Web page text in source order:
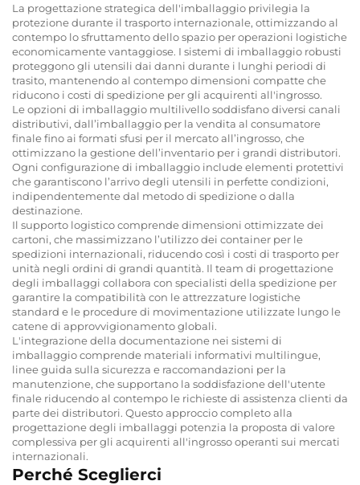
La progettazione strategica dell'imballaggio privilegia la
protezione durante il trasporto internazionale, ottimizzando al
contempo lo sfruttamento dello spazio per operazioni logistiche
economicamente vantaggiose. I sistemi di imballaggio robusti
proteggono gli utensili dai danni durante i lunghi periodi di
trasito, mantenendo al contempo dimensioni compatte che
riducono i costi di spedizione per gli acquirenti all'ingrosso.
Le opzioni di imballaggio multilivello soddisfano diversi canali
distributivi, dall’imballaggio per la vendita al consumatore
finale fino ai formati sfusi per il mercato all’ingrosso, che
ottimizzano la gestione dell’inventario per i grandi distributori.
Ogni configurazione di imballaggio include elementi protettivi
che garantiscono l’arrivo degli utensili in perfette condizioni,
indipendentemente dal metodo di spedizione o dalla
destinazione.
Il supporto logistico comprende dimensioni ottimizzate dei
cartoni, che massimizzano l’utilizzo dei container per le
spedizioni internazionali, riducendo così i costi di trasporto per
unità negli ordini di grandi quantità. Il team di progettazione
degli imballaggi collabora con specialisti della spedizione per
garantire la compatibilità con le attrezzature logistiche
standard e le procedure di movimentazione utilizzate lungo le
catene di approvvigionamento globali.
L'integrazione della documentazione nei sistemi di
imballaggio comprende materiali informativi multilingue,
linee guida sulla sicurezza e raccomandazioni per la
manutenzione, che supportano la soddisfazione dell'utente
finale riducendo al contempo le richieste di assistenza clienti da
parte dei distributori. Questo approccio completo alla
progettazione degli imballaggi potenzia la proposta di valore
complessiva per gli acquirenti all'ingrosso operanti sui mercati
internazionali.
Perché Sceglierci